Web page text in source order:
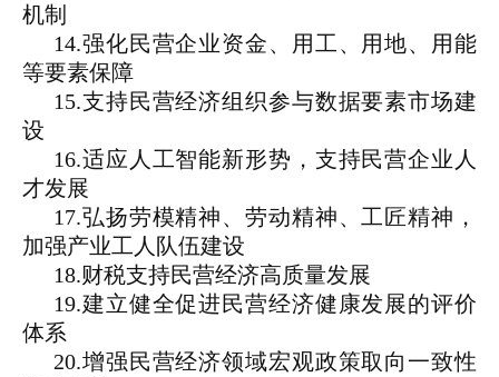
机制
14.强化民营企业资金、用工、用地、用能
等要素保障
15.支持民营经济组织参与数据要素市场建
设
16.适应人工智能新形势，支持民营企业人
才发展
17.弘扬劳模精神、劳动精神、工匠精神，
加强产业工人队伍建设
18.财税支持民营经济高质量发展
19.建立健全促进民营经济健康发展的评价
体系
20.增强民营经济领域宏观政策取向一致性